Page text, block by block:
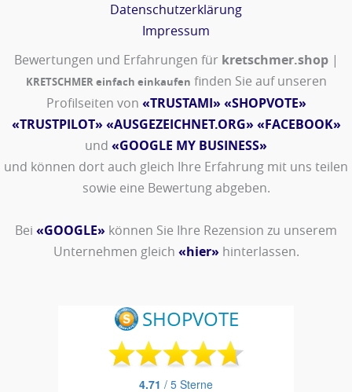
Datenschutzerklärung
Impressum
Bewertungen und Erfahrungen für kretschmer.shop|
KRETSCHMER einfach einkaufen finden Sie auf unseren
Profilseiten von «TRUSTAMI» «SHOPVOTE»
«TRUSTPILOT» «AUSGEZEICHNET.ORG» «FACEBOOK»
und «GOOGLE MY BUSINESS»
und können dort auch gleich Ihre Erfahrung mit uns teilen
sowie eine Bewertung abgeben.
Bei «GOOGLE» können Sie Ihre Rezension zu unserem
Unternehmen gleich «hier» hinterlassen.